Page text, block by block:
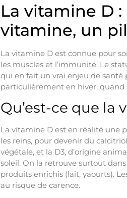
La vitamine D
vitamine, un
La vitamine D est connue pour
les muscles et l’immunité. Le
qui en fait un vrai enjeu de
particulièrement en hiver, quand
Qu’est-ce que la
La vitamine D est en réalité une
les reins, pour devenir du
végétale, et la D3, d’origine
soleil. On la retrouve surtout
produits enrichis (lait, yaourts).
au risque de carence.